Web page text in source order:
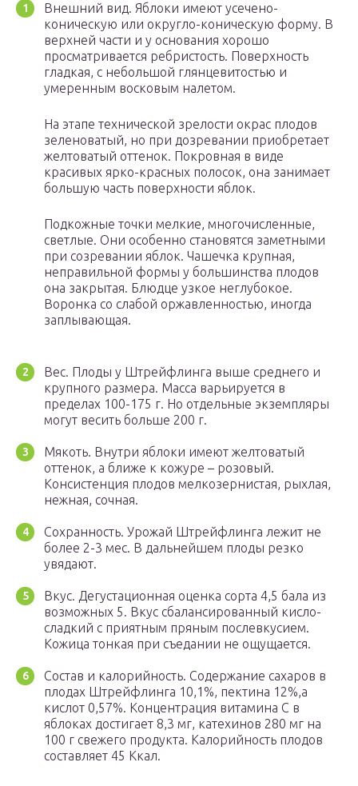
Внешний вид. Яблоки имеют усечено-
коническую или округло-коническую форму. В
верхней части и у основания хорошо
просматривается ребристость. Поверхность
гладкая, с небольшой глянцевитостью и
умеренным восковым налетом.
На этапе технической зрелости окрас плодов
зеленоватый, но при дозревании приобретает
желтоватый оттенок. Покровная в виде
красивых ярко-красных полосок, она занимает
большую часть поверхности яблок.
Подкожные точки мелкие, многочисленные,
светлые. Они особенно становятся заметными
при созревании яблок. Чашечка крупная,
неправильной формы у большинства плодов
она закрытая. Блюдце узкое неглубокое.
Воронка со слабой оржавленностью, иногда
заплывающая.
Вес. Плоды у Штрейфлинга выше среднего и
крупного размера. Масса варьируется в
пределах 100-175 г. Но отдельные экземпляры
могут весить больше 200 г.
Мякоть. Внутри яблоки имеют желтоватый
оттенок, а ближе к кожуре – розовый.
Консистенция плодов мелкозернистая, рыхлая,
нежная, сочная.
Сохранность. Урожай Штрейфлинга лежит не
более 2-3 мес. В дальнейшем плоды резко
увядают.
Вкус. Дегустационная оценка сорта 4,5 бала из
возможных 5. Вкус сбалансированный кисло-
сладкий с приятным пряным послевкусием.
Кожица тонкая при съедании не ощущается.
Состав и калорийность. Содержание сахаров в
плодах Штрейфлинга 10,1%, пектина 12%,а
кислот 0,57%. Концентрация витамина C в
яблоках достигает 8,3 мг, катехинов 280 мг на
100 г свежего продукта. Калорийность плодов
составляет 45 Ккал.